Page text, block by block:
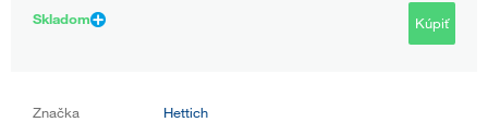
Skladom
Kúpiť
Značka
Hettich